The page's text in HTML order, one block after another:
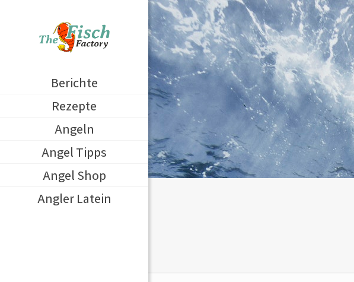
Berichte
Rezepte
Angeln
Angel Tipps
Angel Shop
Angler Latein